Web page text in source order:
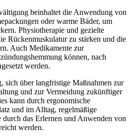
beinhaltet die Anwendung von
oder warme Bäder, um
Physiotherapie und gezielte
Rückenmuskulatur zu stärken und die
Auch Medikamente zur
können, nach
werden.
sich über langfristige Maßnahmen zur
und zur Vermeidung zukünftiger
kann durch ergonomische
und im Alltag, regelmäßige
das Erlernen und Anwenden von
werden.